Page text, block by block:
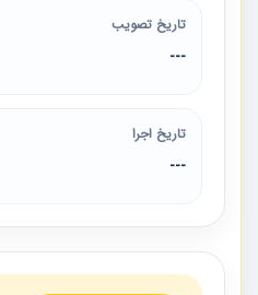
تاریخ تصویب
---
تاریخ اجرا
---